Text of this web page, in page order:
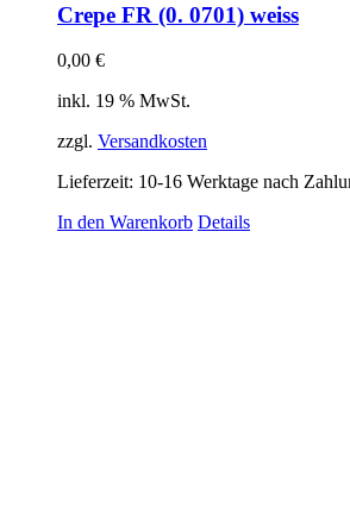
Crepe FR (0. 0701) weiss
0,00 €
inkl. 19 % MwSt.
zzgl. Versandkosten
Lieferzeit: 10-16 Werktage nach
In den Warenkorb Details